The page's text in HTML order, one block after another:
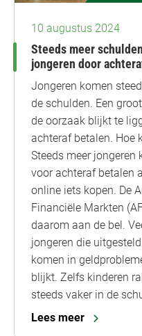
10 augustus 2024
Steeds meer
jongeren door
Jongeren komen
de schulden. Een
de oorzaak blijkt te
achteraf betalen. Hoe
Steeds meer jongeren
voor achteraf betalen
online iets kopen. De
Financiële Markten
daarom aan de bel.
jongeren die
komen in
blijkt. Zelfs kinderen
steeds vaker in de
Lees meer